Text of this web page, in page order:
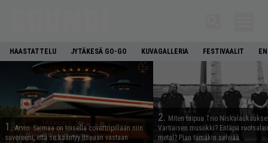
HAASTATTELU JYTÄKESÄ GO-GO KUVAGALLERIA FESTIVAALIT
1. Arvio: Saimaa on toisella covertripillään niin
suvereeni, että se kääntyy itseään vastaan
2. Miten taipuu Trio
Vartiaisen musiikki? Entäpä
metal? Pian tämäkin selviää